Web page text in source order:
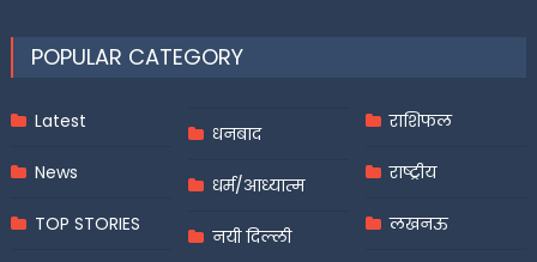
POPULAR CATEGORY
Latest
News
TOP STORIES
धनबाद
धर्म/आध्यात्म
नयी दिल्ली
राशिफल
राष्ट्रीय
लखनऊ